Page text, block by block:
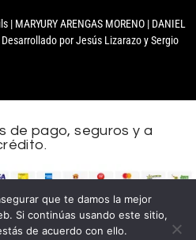
ARENGAS MORENO | DANIEL
por Jesús Lizarazo y Sergio
de pago, seguros y a
que te damos la mejor
Si continúas usando este sitio,
de acuerdo con ello.